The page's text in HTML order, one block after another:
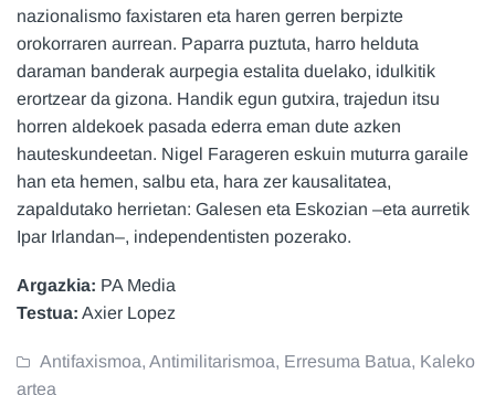
nazionalismo faxistaren eta haren gerren berpizte
orokorraren aurrean. Paparra puztuta, harro helduta
daraman banderak aurpegia estalita duelako, idulkitik
erortzear da gizona. Handik egun gutxira, trajedun itsu
horren aldekoek pasada ederra eman dute azken
hauteskundeetan. Nigel Farageren eskuin muturra garaile
han eta hemen, salbu eta, hara zer kausalitatea,
zapaldutako herrietan: Galesen eta Eskozian –eta aurretik
Ipar Irlandan–, independentisten pozerako.
Argazkia: PA Media
Testua: Axier Lopez
Antifaxismoa, Antimilitarismoa, Erresuma Batua, Kaleko
artea